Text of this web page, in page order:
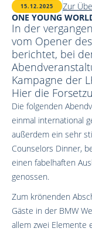
15.12.2025
Zur
ONE YOUNG
In der
vom Opener
berichtet, bei
Kampagne der
Hier die
Die folgenden
einmal international
außerdem ein sehr
Counselors Dinner,
einen fabelhaften
genossen.
Zum krönenden
Gäste in der BMW
allem zwei Elemente